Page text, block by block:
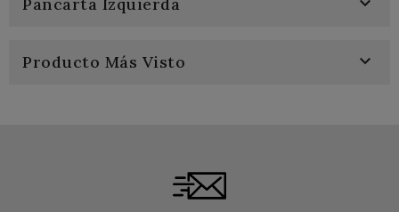
Pancarta Izquierda
Producto Más Visto 